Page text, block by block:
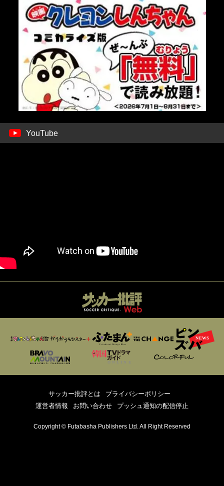
YouTube
サッカー批評とは
プライバシーポリシー
運営者情報
お問い合わせ プッシュ通知の配信停止
Copyright © Futabasha Publishers Ltd. All Right Reserved